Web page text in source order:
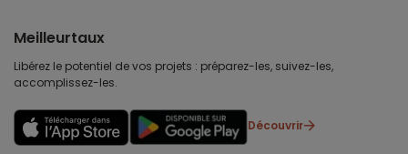
Meilleurtaux
Libérez le potentiel de vos projets : préparez-les, suivez-les,
accomplissez-les.
Découvrir